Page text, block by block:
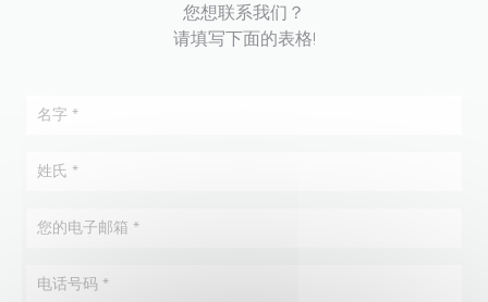
您想联系我们？
请填写下面的表格!